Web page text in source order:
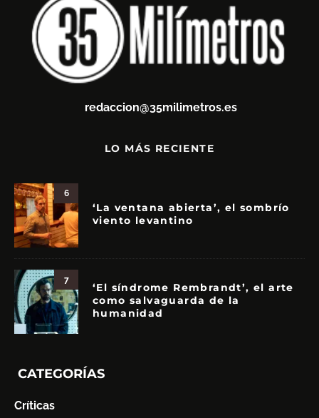
redaccion@35milimetros.es
LO MÁS RECIENTE
6
‘La ventana abierta’, el sombrío
viento levantino
7
‘El síndrome Rembrandt’, el arte
como salvaguarda de la
humanidad
CATEGORÍAS
Críticas